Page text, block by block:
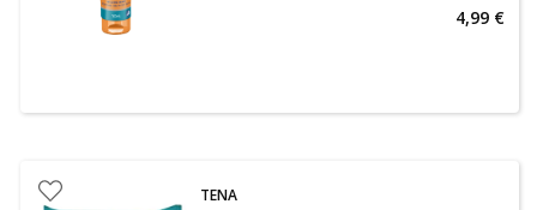
4,99 €
TENA